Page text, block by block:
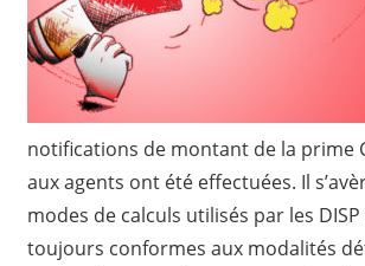
notifications de montant de la prime
aux agents ont été effectuées. Il
modes de calculs utilisés par les
toujours conformes aux modalités